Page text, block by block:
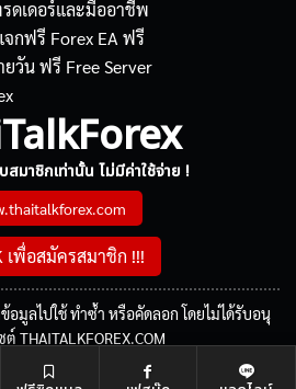
มาชิกเท่านั้น ไม่มีค่าใช้จ่าย !
เพื่อสมัครสมาชิก !!!
มูลไปใช้ ทำซ้ำ หรือคัดลอก โดยไม่ได้รับอนุ
THAITALKFOREX.COM